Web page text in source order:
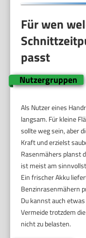
Für wen
passt
Nutzergruppen
Als Nutzer eines
langsam. Für kleine
sollte weg sein, aber
Kraft und erzielst
Rasenmähers planst
ist meist am
Ein frischer Akku
Benzinrasenmähern
Du kannst auch
Vermeide trotzdem
nicht zu belasten.